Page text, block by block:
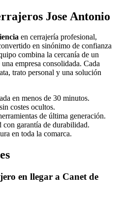
Jose Antonio
en cerrajería profesional,
en sinónimo de confianza
combina la cercanía de un
empresa consolidada. Cada
trato personal y una solución
en menos de 30 minutos.
costes ocultos.
de última generación.
con garantía de durabilidad.
en toda la comarca.
en llegar a Canet de